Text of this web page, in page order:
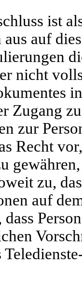
ist
auf
nicht
Zugang
zur
Recht
zu,
auf